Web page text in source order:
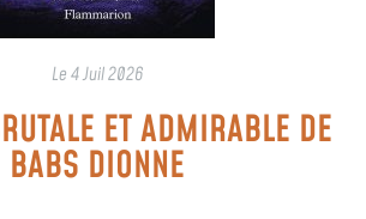
Le4 Juil 2026
ET ADMIRABLE DE
BABS DIONNE